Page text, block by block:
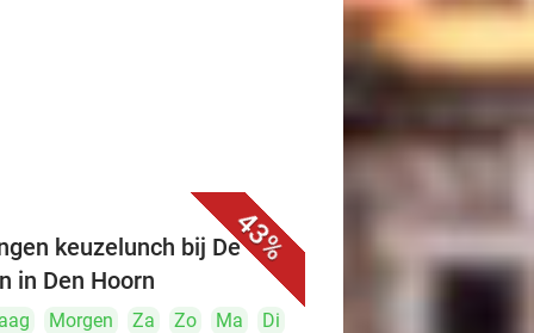
43%
keuzelunch bij De
in Den Hoorn
Morgen Za Zo Ma
Di